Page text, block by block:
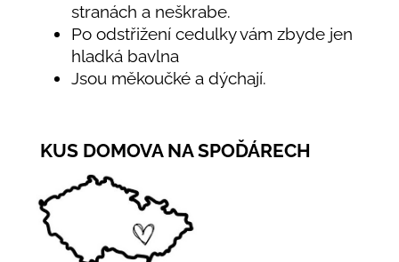
stranách a neškrabe.
Po odstřižení cedulky vám zbyde jen
hladká bavlna
Jsou měkoučké a dýchají.
KUS DOMOVA NA SPOĎÁRECH